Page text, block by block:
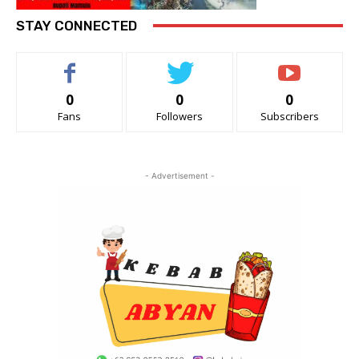
STAY CONNECTED
0
Fans
0
Followers
0
Subscribers
- Advertisement -